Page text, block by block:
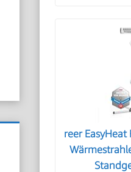
reer EasyHeat